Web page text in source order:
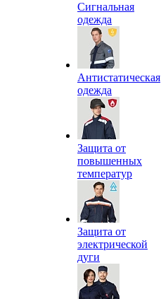
Сигнальная
одежда
Антистатическая
одежда
Защита от
повышенных
температур
Защита от
электрической
дуги